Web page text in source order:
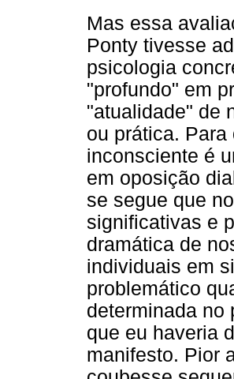
Mas essa
Ponty tivesse
psicologia
"profundo" em
"atualidade" de
ou prática.
inconsciente é
em oposição
se segue que
significativas e
dramática de
individuais em
problemático
determinada no
que eu haveria
manifesto. Pior